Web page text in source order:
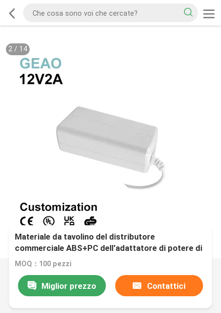
2/ 14
Materiale da tavolino del distributore
commerciale ABS+PC dell'adattatore di potere di
CC Jack 12V 2A
MOQ：100 pezzi
Miglior prezzo Contattici